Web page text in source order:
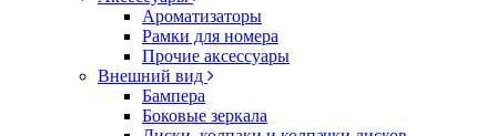
Ароматизаторы
Рамки для номера
Прочие аксессуары
Внешний вид
Бампера
Боковые зеркала